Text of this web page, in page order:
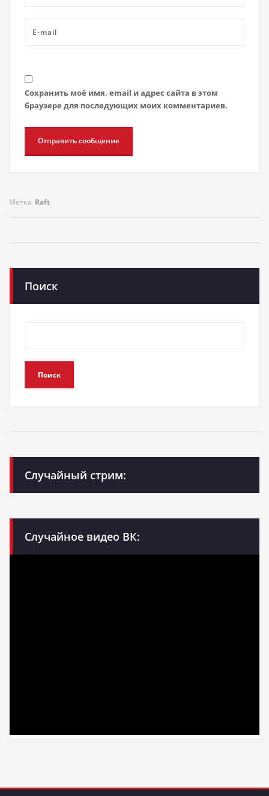
Сохранить моё имя, email и адрес сайта в этом
браузере для последующих моих комментариев.
Метка Raft
Поиск
Поиск
Случайный стрим:
Случайное видео ВК: